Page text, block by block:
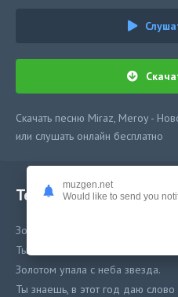
Скачать песню Miraz, Meroy -
или слушать онлайн бесплатно
Текст песни
Золотом упала с неба звезда.
Ты знаешь, в этот год даю слово
Золотом упала с неба звезда.
Ты знаешь, в этот год даю слово
muzgen.net
Would like to send you